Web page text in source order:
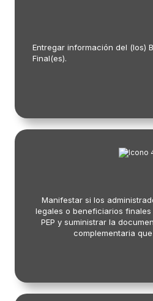
Entregar información del (los)
Final(es).
Manifestar si los
legales o beneficiarios
PEP y suministrar la
complementaria